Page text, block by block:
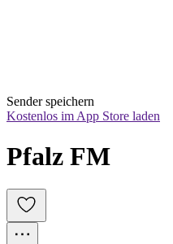
Sender speichern
Kostenlos im App Store laden
Pfalz FM